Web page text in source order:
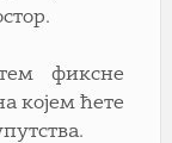
фиксне
којем ћете